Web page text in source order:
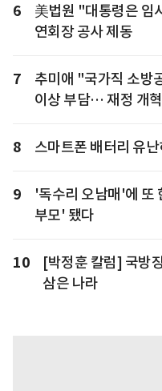
6
美법원 "대통령은 임
연회장 공사 제동
7
추미애 "국가직 소방
이상 부담… 재정 개
8 스마트폰 배터리 유
9
'독수리 오남매'에 또
부모' 됐다
10
[박정훈 칼럼] 국방
삼은 나라